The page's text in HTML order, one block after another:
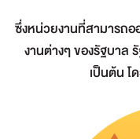
ซึ่งหน่วยงานที่สามารถ
งานต่างๆ ของรัฐบาล
เป็นต้น โ